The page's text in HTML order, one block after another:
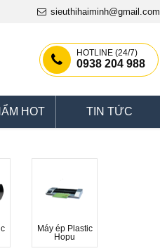
sieuthihaiminh@gmail.com
HOTLINE (24/7)
0938 204 988
HOT TIN TỨC
Máy ép Plastic
Hopu